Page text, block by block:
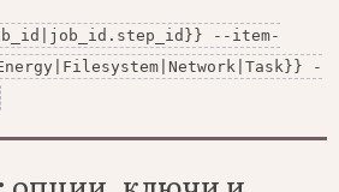
--item-
-